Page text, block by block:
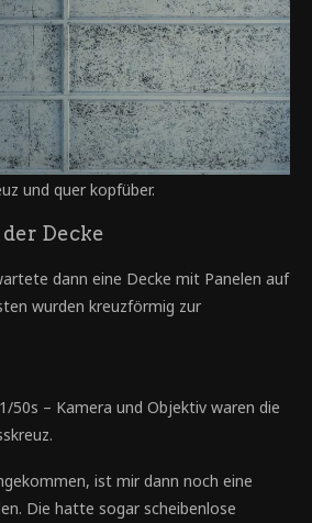
und quer kopfüber.
Decke
dann eine Decke mit Panelen auf
wurden kreuzförmig zur
50s – Kamera und Objektiv waren die
ist mir dann noch eine
Die hatte sogar scheibenlose